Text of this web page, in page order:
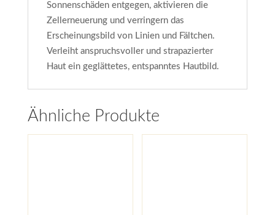
Sonnenschäden entgegen, aktivieren die
Zellerneuerung und verringern das
Erscheinungsbild von Linien und Fältchen.
Verleiht anspruchsvoller und strapazierter
Haut ein geglättetes, entspanntes Hautbild.
Ähnliche Produkte